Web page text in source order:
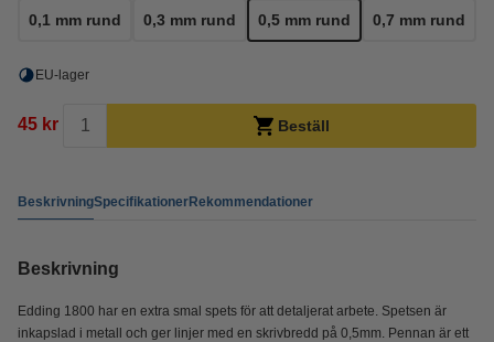
0,1 mm rund 0,3 mm rund 0,5 mm rund 0,7 mm rund
EU-lager
45 kr Beställ
BeskrivningSpecifikationerRekommendationer
Beskrivning
Edding 1800 har en extra smal spets för att detaljerat arbete. Spetsen är
inkapslad i metall och ger linjer med en skrivbredd på 0,5mm. Pennan är ett